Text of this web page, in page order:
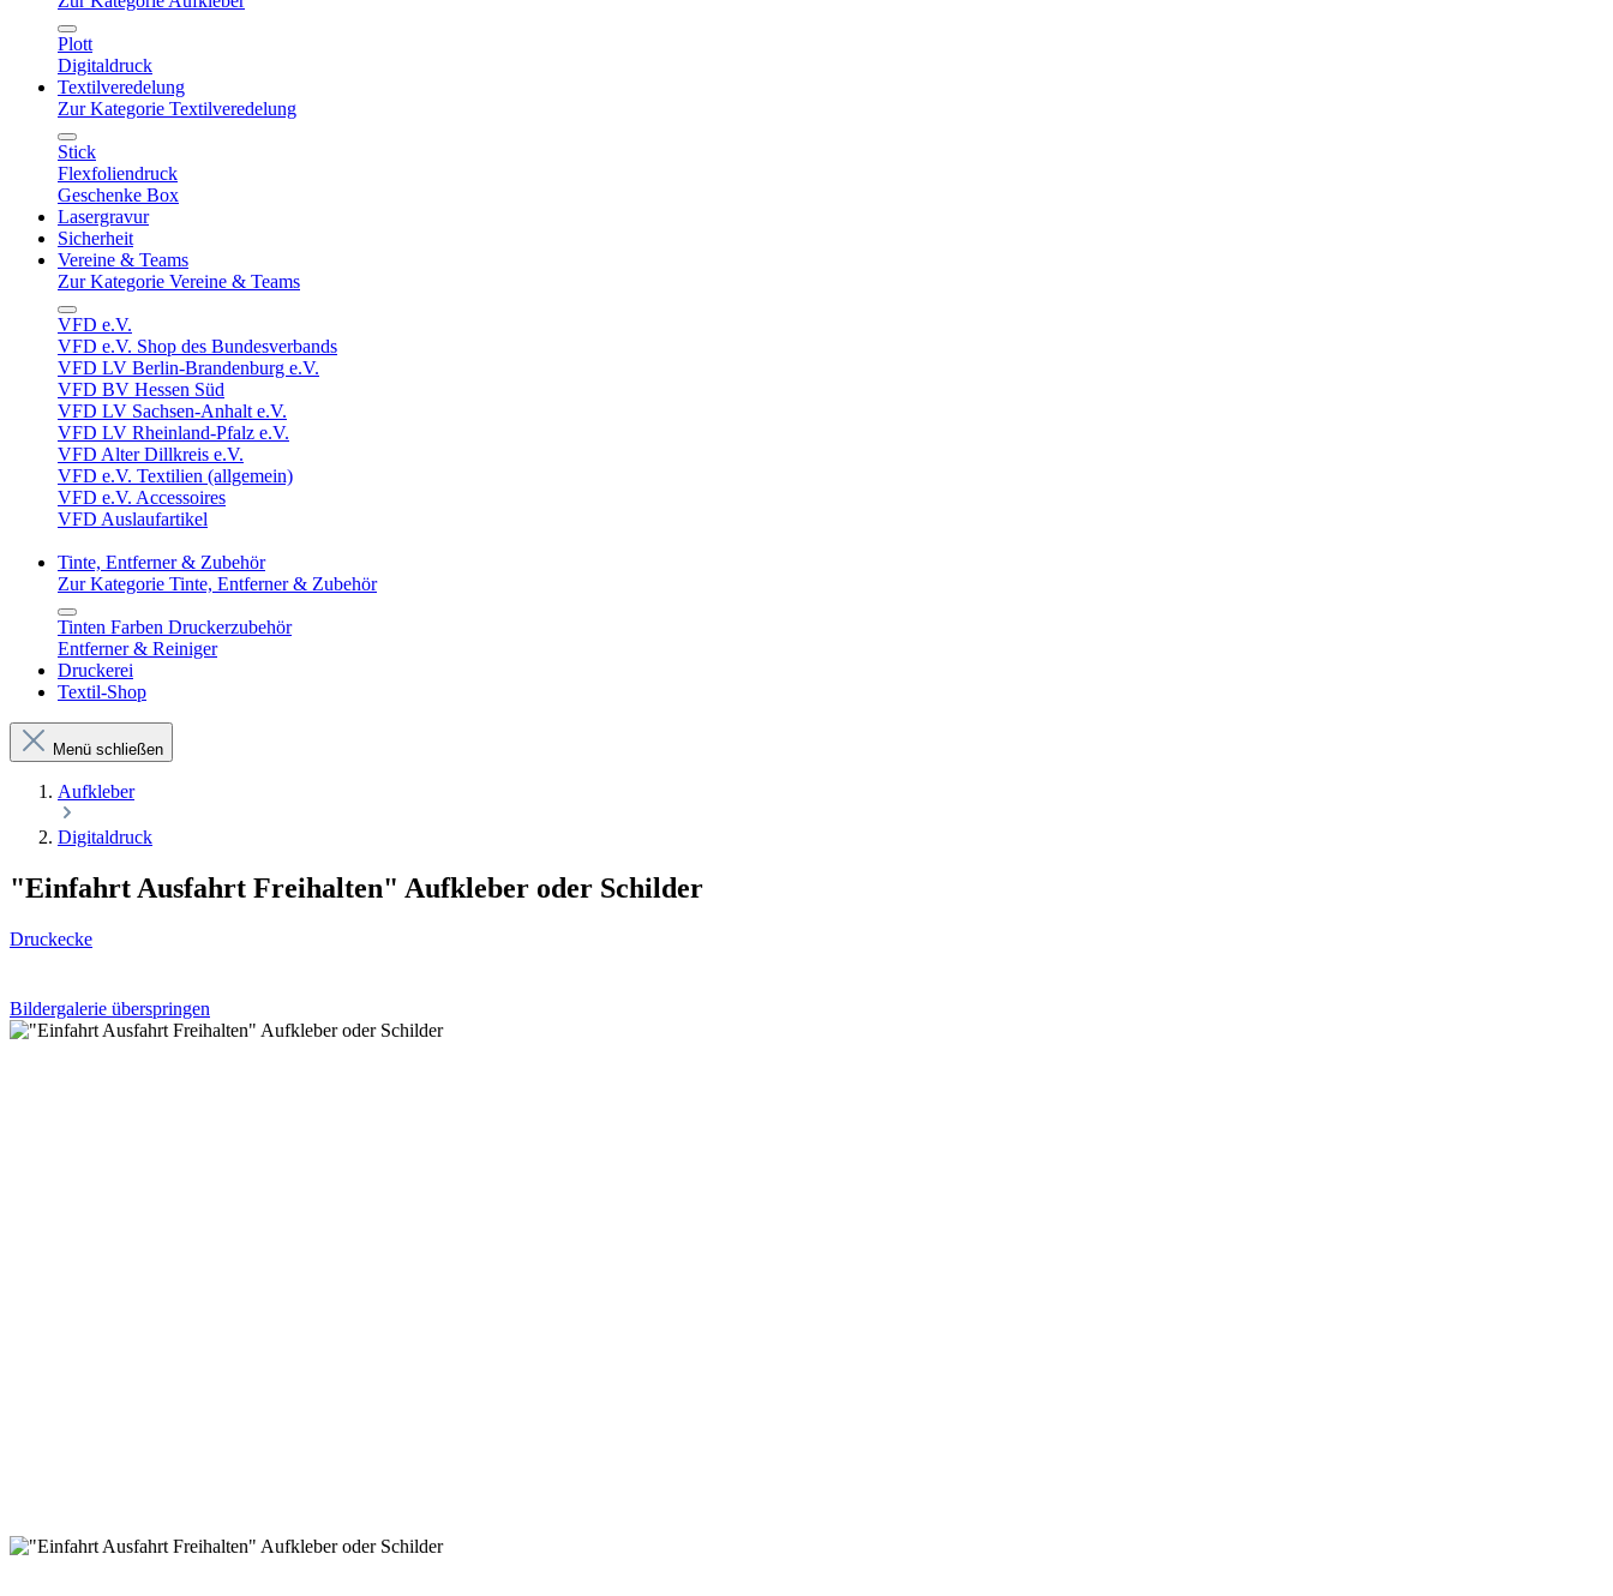
Plott
Digitaldruck
Textilveredelung
Zur Kategorie Textilveredelung
Stick
Flexfoliendruck
Geschenke Box
Lasergravur
Sicherheit
Vereine & Teams
Zur Kategorie Vereine & Teams
VFD e.V.
VFD e.V. Shop des Bundesverbands
VFD LV Berlin-Brandenburg e.V.
VFD BV Hessen Süd
VFD LV Sachsen-Anhalt e.V.
VFD LV Rheinland-Pfalz e.V.
VFD Alter Dillkreis e.V.
VFD e.V. Textilien (allgemein)
VFD e.V. Accessoires
VFD Auslaufartikel
Tinte, Entferner & Zubehör
Zur Kategorie Tinte, Entferner & Zubehör
Tinten Farben Druckerzubehör
Entferner & Reiniger
Druckerei
Textil-Shop
Menü schließen
Aufkleber
Digitaldruck
"Einfahrt Ausfahrt Freihalten" Aufkleber oder Schilder
Druckecke
Bildergalerie überspringen